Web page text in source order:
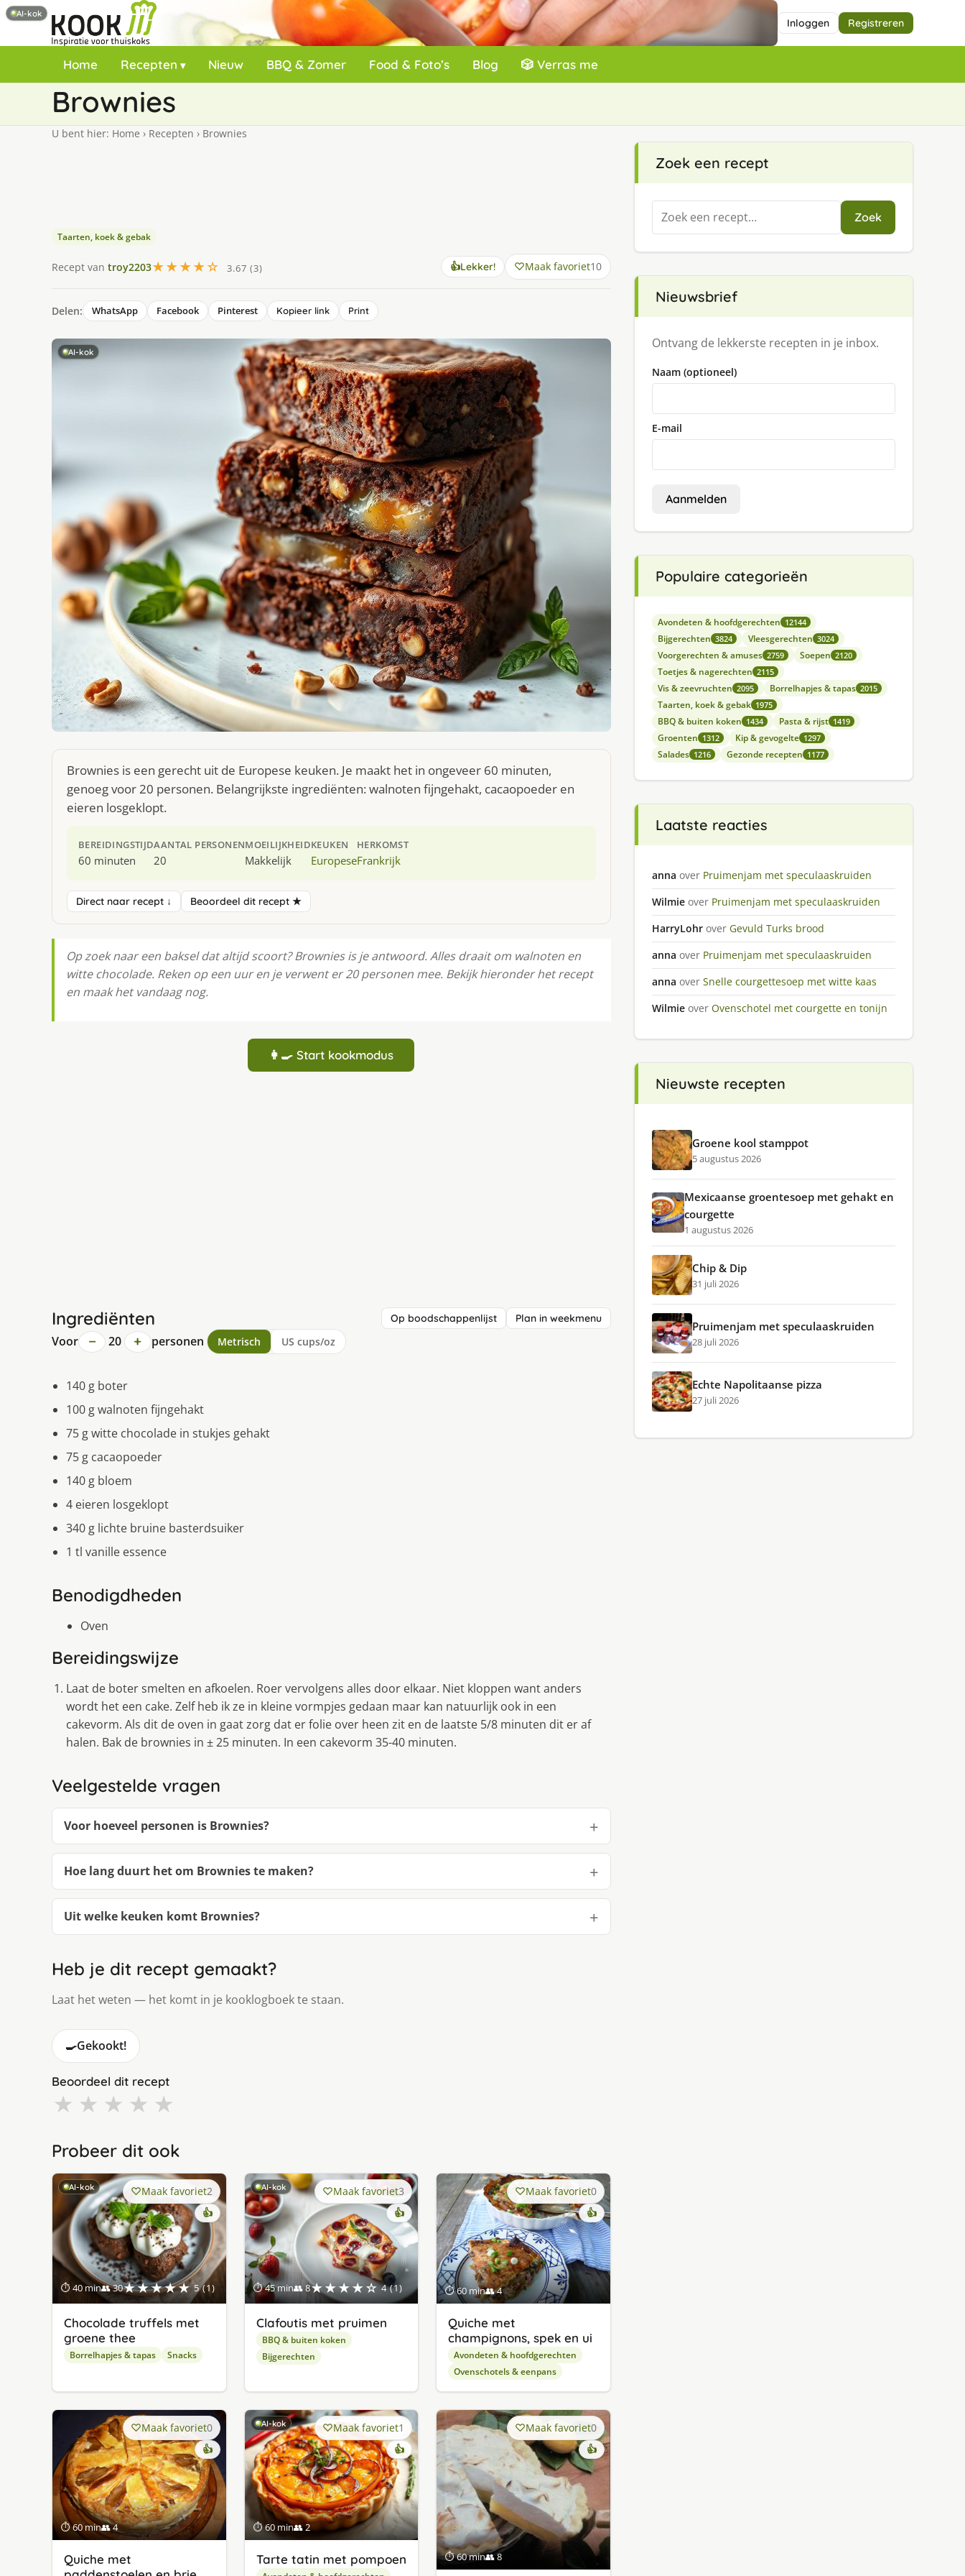
Inloggen Registreren
Home Recepten Nieuw BBQ & Zomer Food & Foto’s Blog 🎲 Verras me
Brownies
U bent hier: Home › Recepten › Brownies
Taarten, koek & gebak
Recept van troy2203★★★★☆ 3.67 (3) 👍Lekker! Maak favoriet10
Delen: WhatsApp Facebook Pinterest Kopieer link Print
AI-kok
Brownies is een gerecht uit de Europese keuken. Je maakt het in ongeveer 60 minuten,
genoeg voor 20 personen. Belangrijkste ingrediënten: walnoten fijngehakt, cacaopoeder en
eieren losgeklopt.
BEREIDINGSTIJD
60 minuten
AANTAL PERSONEN
20
MOEILIJKHEID
Makkelijk
KEUKEN
Europese
HERKOMST
Frankrijk
Direct naar recept ↓ Beoordeel dit recept ★
Op zoek naar een baksel dat altijd scoort? Brownies is je antwoord. Alles draait om walnoten en
witte chocolade. Reken op een uur en je verwent er 20 personen mee. Bekijk hieronder het recept
en maak het vandaag nog.
👩‍🍳 Start kookmodus
Ingrediënten Op boodschappenlijst Plan in weekmenu
Voor − 20 + personen Metrisch US cups/oz
140 g boter
100 g walnoten fijngehakt
75 g witte chocolade in stukjes gehakt
75 g cacaopoeder
140 g bloem
4 eieren losgeklopt
340 g lichte bruine basterdsuiker
1 tl vanille essence
Benodigdheden
Oven
Bereidingswijze
Laat de boter smelten en afkoelen. Roer vervolgens alles door elkaar. Niet kloppen want anders
wordt het een cake. Zelf heb ik ze in kleine vormpjes gedaan maar kan natuurlijk ook in een
cakevorm. Als dit de oven in gaat zorg dat er folie over heen zit en de laatste 5/8 minuten dit er af
halen. Bak de brownies in ± 25 minuten. In een cakevorm 35-40 minuten.
Veelgestelde vragen
Voor hoeveel personen is Brownies?
Hoe lang duurt het om Brownies te maken?
Uit welke keuken komt Brownies?
Heb je dit recept gemaakt?
Laat het weten — het komt in je kooklogboek te staan.
🍳Gekookt!
Beoordeel dit recept
★ ★ ★ ★ ★
Probeer dit ook
AI-kok
⏱ 40 min👥 30★★★★★ 5 (1)
Maak favoriet2
👍
Chocolade truffels met
groene thee
Borrelhapjes & tapas Snacks
AI-kok
⏱ 45 min👥 8★★★★☆ 4 (1)
Maak favoriet3
👍
Clafoutis met pruimen
BBQ & buiten koken
Bijgerechten
⏱ 60 min👥 4
Maak favoriet0
👍
Quiche met
champignons, spek en ui
Avondeten & hoofdgerechten
Ovenschotels & eenpans
⏱ 60 min👥 4
Maak favoriet0
👍
Quiche met
AI-kok
⏱ 60 min👥 2
Maak favoriet1
👍
Tarte tatin met pompoen ⏱ 60 min👥 8
Maak favoriet0
👍
Zoek een recept
Zoeken
naar:
Zoek
Nieuwsbrief
Ontvang de lekkerste recepten in je inbox.
Naam (optioneel)
E-mail
Aanmelden
Populaire categorieën
Avondeten & hoofdgerechten 12144
Bijgerechten 3824 Vleesgerechten 3024
Voorgerechten & amuses 2759 Soepen 2120
Toetjes & nagerechten 2115
Vis & zeevruchten 2095 Borrelhapjes & tapas 2015
Taarten, koek & gebak 1975
BBQ & buiten koken 1434 Pasta & rijst 1419
Groenten 1312 Kip & gevogelte 1297
Salades 1216 Gezonde recepten 1177
Laatste reacties
anna over Pruimenjam met speculaaskruiden
Wilmie over Pruimenjam met speculaaskruiden
HarryLohr over Gevuld Turks brood
anna over Pruimenjam met speculaaskruiden
anna over Snelle courgettesoep met witte kaas
Wilmie over Ovenschotel met courgette en tonijn
Nieuwste recepten
Groene kool stamppot
5 augustus 2026
Mexicaanse groentesoep met gehakt en
courgette
1 augustus 2026
Chip & Dip
31 juli 2026
Pruimenjam met speculaaskruiden
28 juli 2026
AI-kok
Echte Napolitaanse pizza
27 juli 2026